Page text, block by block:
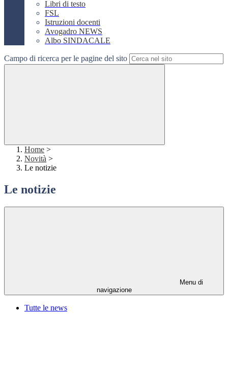
Libri di testo
FSL
Istruzioni docenti
Avogadro NEWS
Albo SINDACALE
Campo di ricerca per le pagine del sito
Home >
Novità >
Le notizie
Le notizie
Menu di
navigazione
Tutte le news